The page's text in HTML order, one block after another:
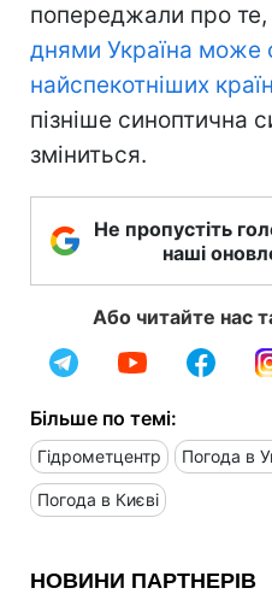
попереджали про
днями Україна може
найспекотніших
пізніше синоптична
зміниться.
Не пропустіть
наші
Або читайте нас
Більше по темі:
Гідрометцентр Погода в
Погода в Києві